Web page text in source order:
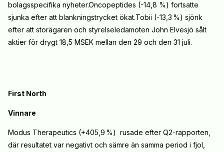
bolagsspecifika nyheter.Oncopeptides (-14,8 %) fortsatte
sjunka efter att blankningstrycket ökat.Tobii (-13,3 %) sjönk
efter att storägaren och styrelseledamoten John Elvesjö sålt
aktier för drygt 18,5 MSEK mellan den 29 och den 31 juli.
First North
Vinnare
Modus Therapeutics (+405,9 %) rusade efter Q2-rapporten,
där resultatet var negativt och sämre än samma period i fjol,